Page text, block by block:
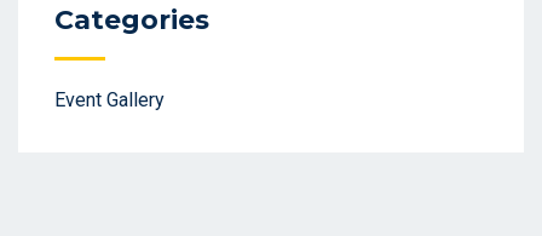
Categories
Event Gallery